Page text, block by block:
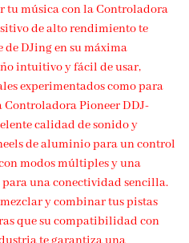
tu música con la Controladora
de alto rendimiento te
DJing en su máxima
intuitivo y fácil de usar,
experimentados como para
Pioneer DDJ-
calidad de sonido y
de aluminio para un control
modos múltiples y una
una conectividad sencilla.
y combinar tus pistas
que su compatibilidad con